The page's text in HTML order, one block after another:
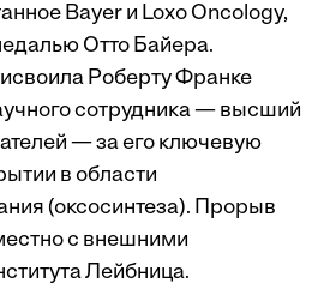
Bayer и Loxo Oncology,
Отто Байера.
Роберту Франке
сотрудника — высший
— за его ключевую
в области
(оксосинтеза). Прорыв
с внешними
Лейбница.